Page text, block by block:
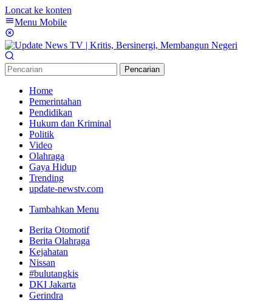
Loncat ke konten
Menu Mobile
Pencarian
Home
Pemerintahan
Pendidikan
Hukum dan Kriminal
Politik
Video
Olahraga
Gaya Hidup
Trending
update-newstv.com
Tambahkan Menu
Berita Otomotif
Berita Olahraga
Kejahatan
Nissan
#bulutangkis
DKI Jakarta
Gerindra